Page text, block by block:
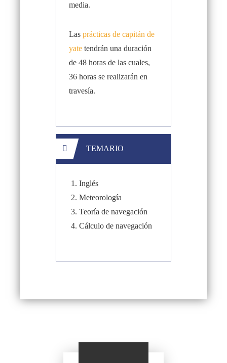
media.
Las prácticas de capitán de
yate tendrán una duración
de 48 horas de las cuales,
36 horas se realizarán en
travesía.
TEMARIO
Inglés
Meteorología
Teoría de navegación
Cálculo de navegación